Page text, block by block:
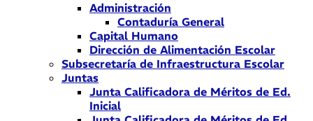
Administración
Contaduría General
Capital Humano
Dirección de Alimentación Escolar
Subsecretaría de Infraestructura Escolar
Juntas
Junta Calificadora de Méritos de Ed.
Inicial